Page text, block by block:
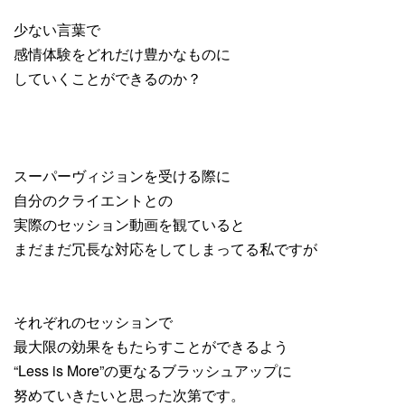
少ない言葉で
感情体験をどれだけ豊かなものに
していくことができるのか？
スーパーヴィジョンを受ける際に
自分のクライエントとの
実際のセッション動画を観ていると
まだまだ冗長な対応をしてしまってる私ですが
それぞれのセッションで
最大限の効果をもたらすことができるよう
“Less is More”の更なるブラッシュアップに
努めていきたいと思った次第です。